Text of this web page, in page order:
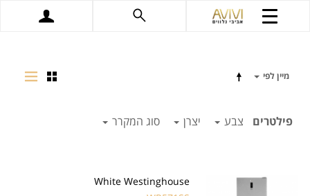
מיין לפי
פילטרים צבע יצרן סוג המקרר
White Westinghouse